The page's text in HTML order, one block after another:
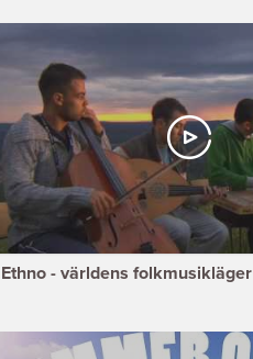
Ethno - världens folkmusikläger